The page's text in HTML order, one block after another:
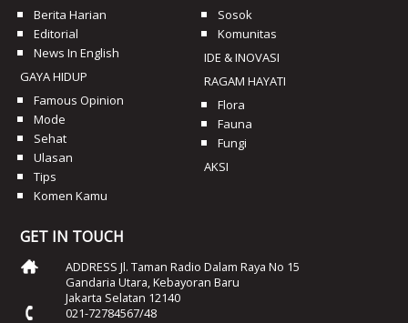
Berita Harian
Editorial
News In English
GAYA HIDUP
Famous Opinion
Mode
Sehat
Ulasan
Tips
Komen Kamu
Sosok
Komunitas
IDE & INOVASI
RAGAM HAYATI
Flora
Fauna
Fungi
AKSI
GET IN TOUCH
ADDRESS Jl. Taman Radio Dalam Raya No 15
Gandaria Utara, Kebayoran Baru
Jakarta Selatan 12140
021-72784567/48